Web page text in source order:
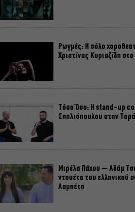
Ρωγμές: Η σόλο
Χριστίνας Κυριαζίδη
Τόσο Όσο: Η stand-up
Σπηλιόπουλου στην
Μιρέλα Πάχου – Αδάμ
ντουέτα του ελληνικού
Λαμπέτη